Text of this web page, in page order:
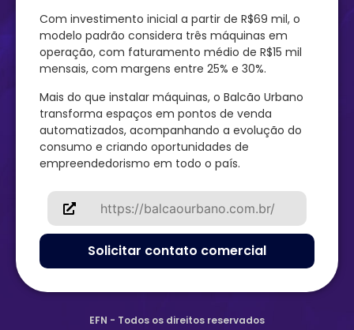
Com investimento inicial a partir de R$69 mil, o
modelo padrão considera três máquinas em
operação, com faturamento médio de R$15 mil
mensais, com margens entre 25% e 30%.
Mais do que instalar máquinas, o Balcão Urbano
transforma espaços em pontos de venda
automatizados, acompanhando a evolução do
consumo e criando oportunidades de
empreendedorismo em todo o país.
https://balcaourbano.com.br/
Solicitar contato comercial
EFN - Todos os direitos reservados